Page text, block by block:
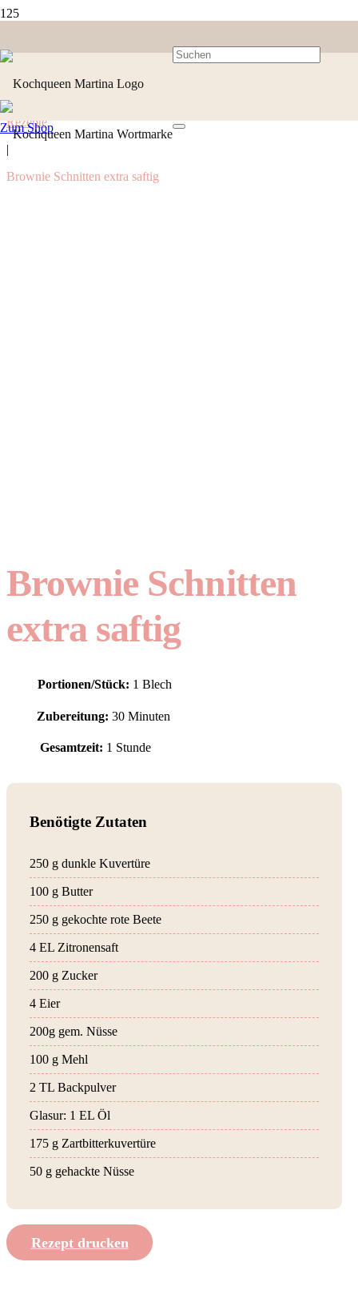
Zum Shop
Rezepte
|
Brownie Schnitten extra saftig
Brownie Schnitten
extra saftig
Portionen/Stück: 1 Blech
Zubereitung:30 Minuten
Gesamtzeit: 1 Stunde
Benötigte Zutaten
250 g dunkle Kuvertüre
100 g Butter
250 g gekochte rote Beete
4 EL Zitronensaft
200 g Zucker
4 Eier
200g gem. Nüsse
100 g Mehl
2 TL Backpulver
Glasur: 1 EL Öl
175 g Zartbitterkuvertüre
50 g gehackte Nüsse
Rezept drucken